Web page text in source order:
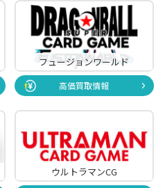
フュージョンワールド
高価買取情報
ウルトラマンCG